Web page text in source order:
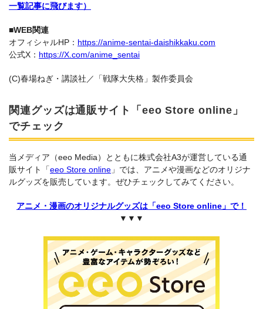
一覧記事に飛びます）
■WEB関連
オフィシャルHP： https://anime-sentai-daishikkaku.com
公式X： https://X.com/anime_sentai
(C)春場ねぎ・講談社／「戦隊大失格」製作委員会
関連グッズは通販サイト「eeo Store online」
でチェック
当メディア（eeo Media）とともに株式会社A3が運営している通
販サイト「eeo Store online 」では、アニメや漫画などのオリジナ
ルグッズを販売しています。ぜひチェックしてみてください。
アニメ・漫画のオリジナルグッズは「eeo Store online」で！
▼▼▼